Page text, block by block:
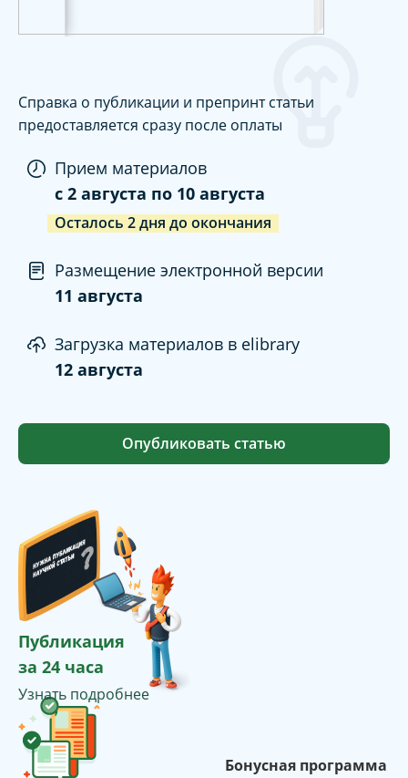
Справка о публикации и препринт статьи
предоставляется сразу после оплаты
Прием материалов
c 2 августа по 10 августа
Осталось 2дня до окончания
Размещение электронной версии
11 августа
Загрузка материалов в elibrary
12 августа
Опубликовать статью
Публикация
за 24 часа
Узнать подробнее
Бонусная программа